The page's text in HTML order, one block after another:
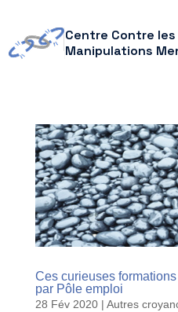
Centre Contre les
Manipulations
Ces curieuses
par Pôle emploi
28 Fév 2020| Autres